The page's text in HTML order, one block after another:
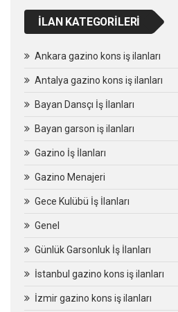
İLAN KATEGORILERI
Ankara gazino kons iş ilanları
Antalya gazino kons iş ilanları
Bayan Dansçı İş İlanları
Bayan garson iş ilanları
Gazino İş İlanları
Gazino Menajeri
Gece Kulübü İş İlanları
Genel
Günlük Garsonluk İş İlanları
İstanbul gazino kons iş ilanları
İzmir gazino kons iş ilanları